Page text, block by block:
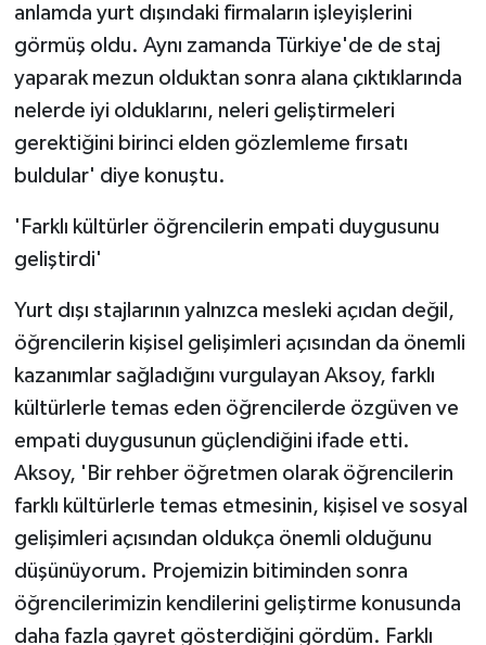
anlamda yurt dışındaki firmaların işleyişlerini
görmüş oldu. Aynı zamanda Türkiye'de de staj
yaparak mezun olduktan sonra alana çıktıklarında
nelerde iyi olduklarını, neleri geliştirmeleri
gerektiğini birinci elden gözlemleme fırsatı
buldular' diye konuştu.
'Farklı kültürler öğrencilerin empati duygusunu
geliştirdi'
Yurt dışı stajlarının yalnızca mesleki açıdan değil,
öğrencilerin kişisel gelişimleri açısından da önemli
kazanımlar sağladığını vurgulayan Aksoy, farklı
kültürlerle temas eden öğrencilerde özgüven ve
empati duygusunun güçlendiğini ifade etti.
Aksoy, 'Bir rehber öğretmen olarak öğrencilerin
farklı kültürlerle temas etmesinin, kişisel ve sosyal
gelişimleri açısından oldukça önemli olduğunu
düşünüyorum. Projemizin bitiminden sonra
öğrencilerimizin kendilerini geliştirme konusunda
daha fazla gayret gösterdiğini gördüm. Farklı